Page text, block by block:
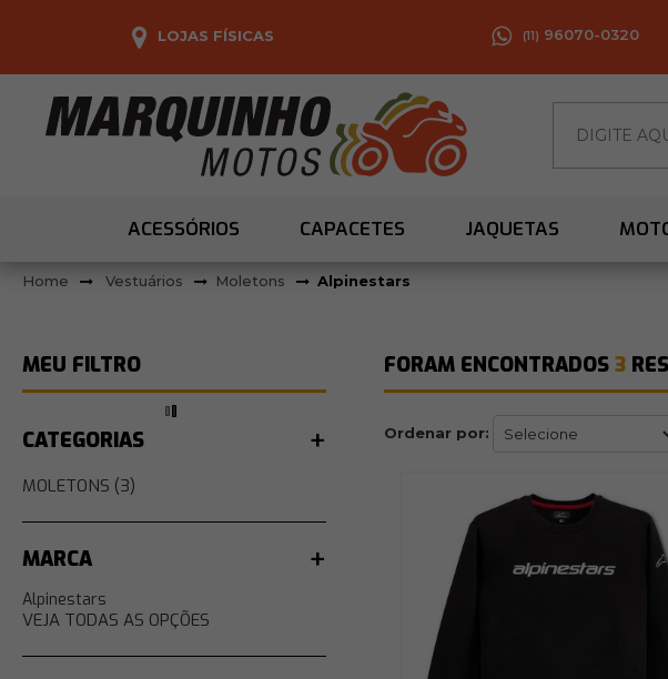
LOJAS FÍSICAS (11) 96070-0320
ACESSÓRIOS CAPACETES JAQUETAS
Vestuários Moletons Alpinestars
CATEGORIAS
MOLETONS (3)
MARCA
Alpinestars
VEJA TODAS AS OPÇÕES
FORAM ENCONTRADOS 3
Ordenar por: